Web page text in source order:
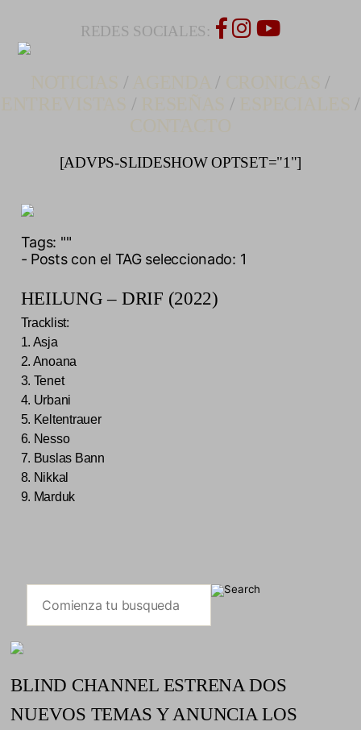
REDES SOCIALES:
/ /
/
/ /
/
[ADVPS-SLIDESHOW OPTSET="1"]
Tags: ""
- Posts con el TAG seleccionado: 1
HEILUNG – DRIF (2022)
Tracklist:
1. Asja
2. Anoana
3. Tenet
4. Urbani
5. Keltentrauer
6. Nesso
7. Buslas Bann
8. Nikkal
9. Marduk
BLIND CHANNEL ESTRENA DOS
NUEVOS TEMAS Y ANUNCIA LOS